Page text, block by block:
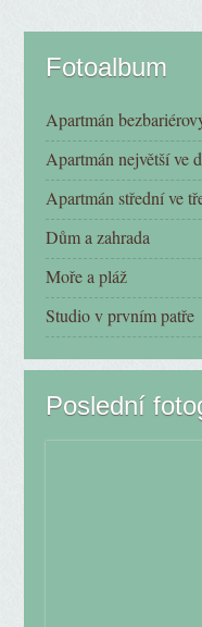
Fotoalbum
Apartmán
Apartmán největší ve
Apartmán střední ve
Dům a zahrada
Moře a pláž
Studio v prvním patře
Poslední